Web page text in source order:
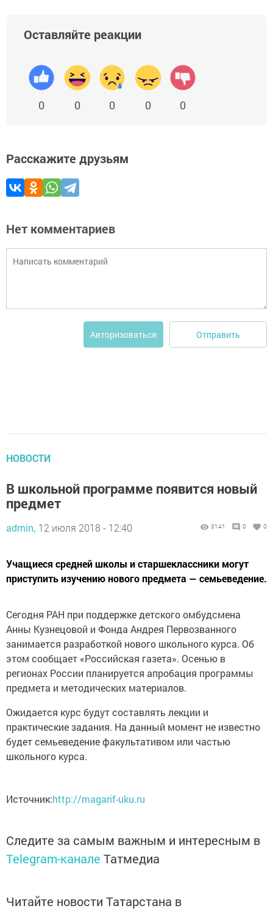
Оставляйте реакции
0 0 0 0 0
Расскажите друзьям
Нет комментариев
Авторизоваться Отправить
НОВОСТИ
В школьной программе появится новый
предмет
admin, 12 июля 2018 - 12:40 3141 0 0
Учащиеся средней школы и старшеклассники могут
приступить изучению нового предмета — семьеведение.
Сегодня РАН при поддержке детского омбудсмена
Анны Кузнецовой и Фонда Андрея Первозванного
занимается разработкой нового школьного курса. Об
этом сообщает «Российская газета». Осенью в
регионах России планируется апробация программы
предмета и методических материалов.
Ожидается курс будут составлять лекции и
практические задания. На данный момент не известно
будет семьеведение факультативом или частью
школьного курса.
Источник:http://magarif-uku.ru
Следите за самым важным и интересным в
Telegram-канале Татмедиа
Читайте новости Татарстана в